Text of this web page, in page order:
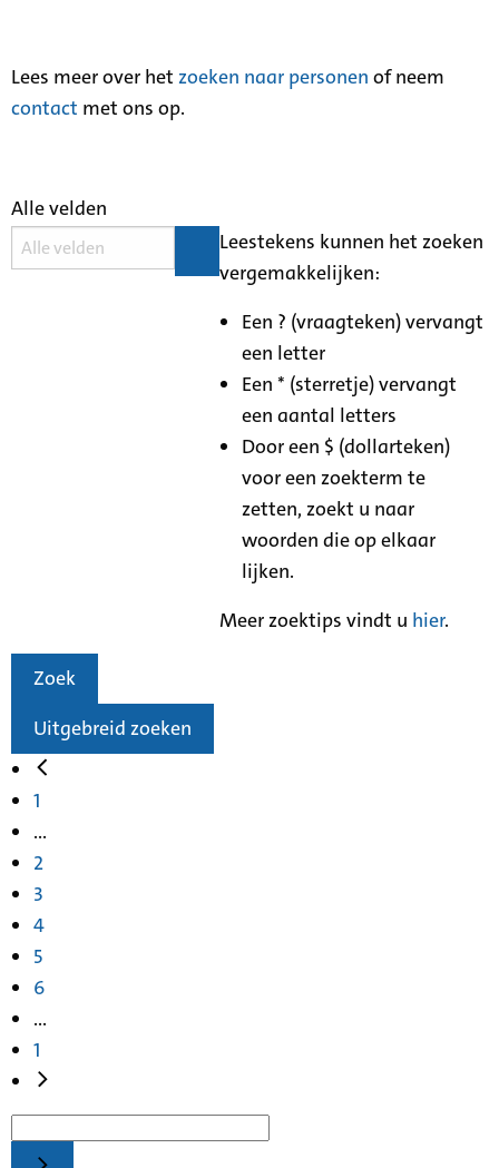
Lees meer over het zoeken naar personen of neem
contact met ons op.
Alle velden
Leestekens kunnen het zoeken
vergemakkelijken:
Een ? (vraagteken) vervangt
een letter
Een * (sterretje) vervangt
een aantal letters
Door een $ (dollarteken)
voor een zoekterm te
zetten, zoekt u naar
woorden die op elkaar
lijken.
Meer zoektips vindt u hier.
Zoek
Uitgebreid zoeken
1
...
2
3
4
5
6
...
1